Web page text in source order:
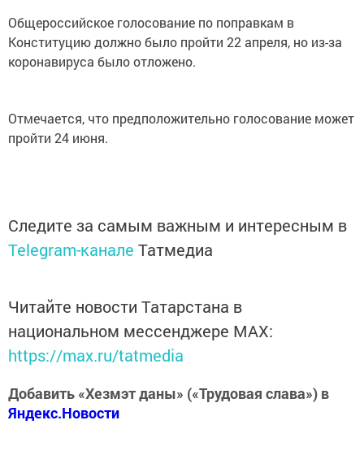
Общероссийское голосование по поправкам в
Конституцию должно было пройти 22 апреля, но из-за
коронавируса было отложено.
Отмечается, что предположительно голосование может
пройти 24 июня.
Следите за самым важным и интересным в
Telegram-канале Татмедиа
Читайте новости Татарстана в
национальном мессенджере MАХ:
https://max.ru/tatmedia
Добавить «Хезмэт даны» («Трудовая слава») в
Яндекс.Новости